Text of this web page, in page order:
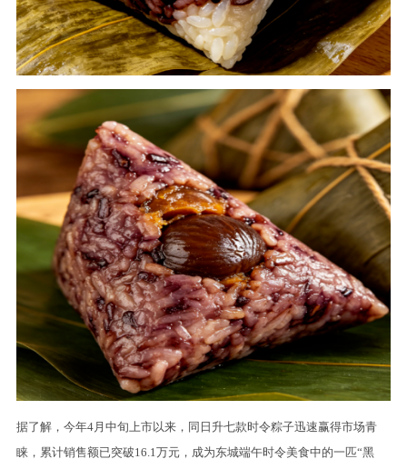
据了解，今年4月中旬上市以来，同日升七款时令粽子迅速赢得市场青
睐，累计销售额已突破16.1万元，成为东城端午时令美食中的一匹“黑